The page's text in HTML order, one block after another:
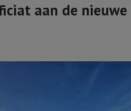
aan de